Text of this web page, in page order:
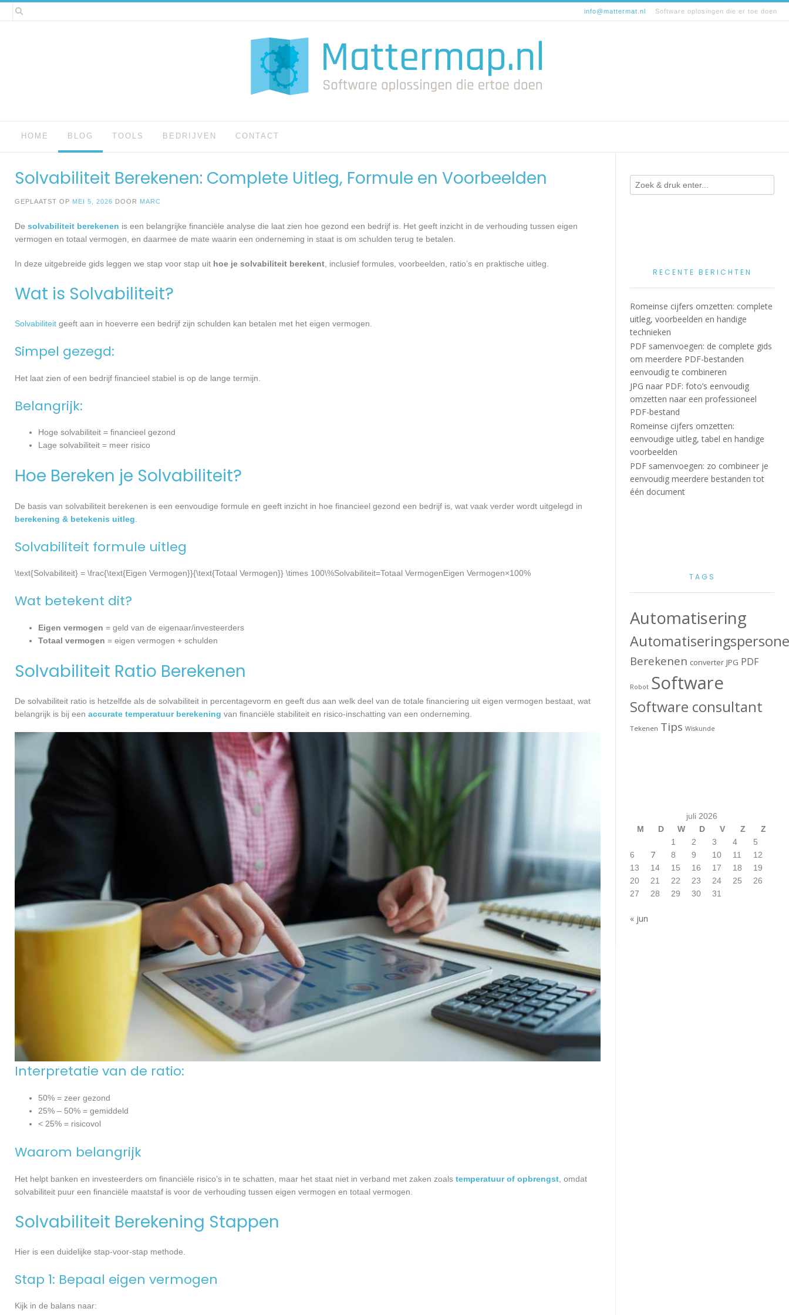
Spring
naar
info@mattermat.nl Software oplosingen die er toe doen
HOME BLOG TOOLS BEDRIJVEN CONTACT
Solvabiliteit Berekenen: Complete Uitleg, Formule en Voorbeelden
GEPLAATST OP MEI 5, 2026 DOOR MARC
De solvabiliteit berekenen is een belangrijke financiële analyse die laat zien hoe gezond een bedrijf is. Het geeft inzicht in de verhouding tussen eigen
vermogen en totaal vermogen, en daarmee de mate waarin een onderneming in staat is om schulden terug te betalen.
In deze uitgebreide gids leggen we stap voor stap uit hoe je solvabiliteit berekent , inclusief formules, voorbeelden, ratio’s en praktische uitleg.
Wat is Solvabiliteit?
Solvabiliteit geeft aan in hoeverre een bedrijf zijn schulden kan betalen met het eigen vermogen.
Simpel gezegd:
Het laat zien of een bedrijf financieel stabiel is op de lange termijn.
Belangrijk:
Hoge solvabiliteit = financieel gezond
Lage solvabiliteit = meer risico
Hoe Bereken je Solvabiliteit?
De basis van solvabiliteit berekenen is een eenvoudige formule en geeft inzicht in hoe financieel gezond een bedrijf is, wat vaak verder wordt uitgelegd in
berekening & betekenis uitleg
Solvabiliteit formule uitleg
\text{Solvabiliteit} = \frac{\text{Eigen Vermogen}}{\text{Totaal Vermogen}} \times 100\%Solvabiliteit=Totaal VermogenEigen Vermogen​×100%
Wat betekent dit?
Eigen vermogen = geld van de eigenaar/investeerders
Totaal vermogen = eigen vermogen + schulden
Solvabiliteit Ratio Berekenen
De solvabiliteit ratio is hetzelfde als de solvabiliteit in percentagevorm en geeft dus aan welk deel van de totale financiering uit eigen vermogen bestaat, wat
belangrijk is bij een accurate temperatuur berekening van financiële stabiliteit en risico-inschatting van een onderneming.
Interpretatie van de ratio:
50% = zeer gezond
25% – 50% = gemiddeld
< 25% = risicovol
Waarom belangrijk
Het helpt banken en investeerders om financiële risico’s in te schatten, maar het staat niet in verband met zaken zoals temperatuur of opbrengst , omdat
solvabiliteit puur een financiële maatstaf is voor de verhouding tussen eigen vermogen en totaal vermogen.
Solvabiliteit Berekening Stappen
Hier is een duidelijke stap-voor-stap methode.
Stap 1: Bepaal eigen vermogen
Kijk in de balans naar:
RECENTE BERICHTEN
Romeinse cijfers omzetten: complete
uitleg, voorbeelden en handige
technieken
PDF samenvoegen: de complete gids
om meerdere PDF-bestanden
eenvoudig te combineren
JPG naar PDF: foto’s eenvoudig
omzetten naar een professioneel
PDF-bestand
Romeinse cijfers omzetten:
eenvoudige uitleg, tabel en handige
voorbeelden
PDF samenvoegen: zo combineer je
eenvoudig meerdere bestanden tot
één document
TAGS
Automatisering
Berekenen converter JPG PDF
Robot Software
Software consultant
Tekenen Tips Wiskunde
juli 2026
M
D W D V Z
Z
1
2 3 4
5
6
7 8 9 10 11
12
13
14 15 16 17 18
19
20
21 22 23 24 25
26
27
28 29 30 31
« jun